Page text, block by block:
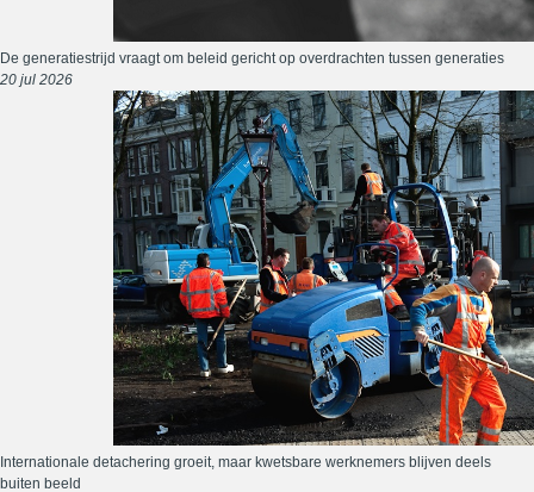
De generatiestrijd vraagt om beleid gericht op overdrachten tussen generaties
20 jul 2026
Internationale detachering groeit, maar kwetsbare werknemers blijven deels
buiten beeld